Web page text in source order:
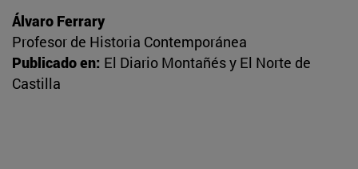
Álvaro Ferrary
Profesor de Historia Contemporánea
Publicado en: El Diario Montañés y El Norte de
Castilla